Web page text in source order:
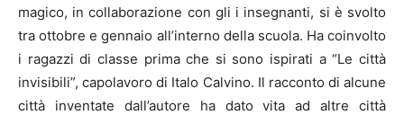
magico, in collaborazione con gli i insegnanti, si è svolto
tra ottobre e gennaio all’interno della scuola. Ha coinvolto
i ragazzi di classe prima che si sono ispirati a “Le città
invisibili”, capolavoro di Italo Calvino. Il racconto di alcune
città inventate dall’autore ha dato vita ad altre città